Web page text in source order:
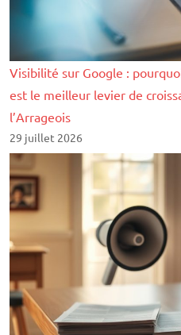
Visibilité sur Google :
est le meilleur levier de
l’Arrageois
29 juillet 2026